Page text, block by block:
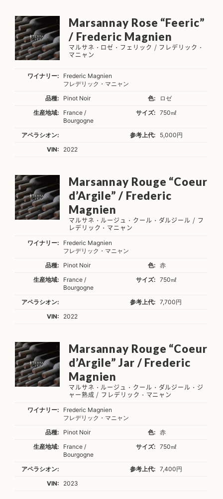
Marsannay Rose “Feeric”
/ Frederic Magnien
マルサネ・ロゼ・フェリック / フレデリック・
マニャン
ワイナリー:
Frederic Magnien
フレデリック・マニャン
品種:
Pinot Noir 色:
ロゼ
生産地域:
France /
Bourgogne
サイズ: 750㎖
アペラシオン: 参考上代:
5,000円
VIN:
2022
Marsannay Rouge “Coeur
d’Argile” / Frederic
Magnien
マルサネ・ルージュ・クール・ダルジール / フ
レデリック・マニャン
ワイナリー:
Frederic Magnien
フレデリック・マニャン
品種:
Pinot Noir 色:
赤
生産地域:
France /
Bourgogne
サイズ: 750㎖
アペラシオン: 参考上代:
7,700円
VIN:
2022
Marsannay Rouge “Coeur
d’Argile” Jar / Frederic
Magnien
マルサネ・ルージュ・クール・ダルジール・ジ
ャー熟成 / フレデリック・マニャン
ワイナリー:
Frederic Magnien
フレデリック・マニャン
品種:
Pinot Noir 色:
赤
生産地域:
France /
Bourgogne
サイズ: 750㎖
アペラシオン: 参考上代:
7,400円
VIN:
2023